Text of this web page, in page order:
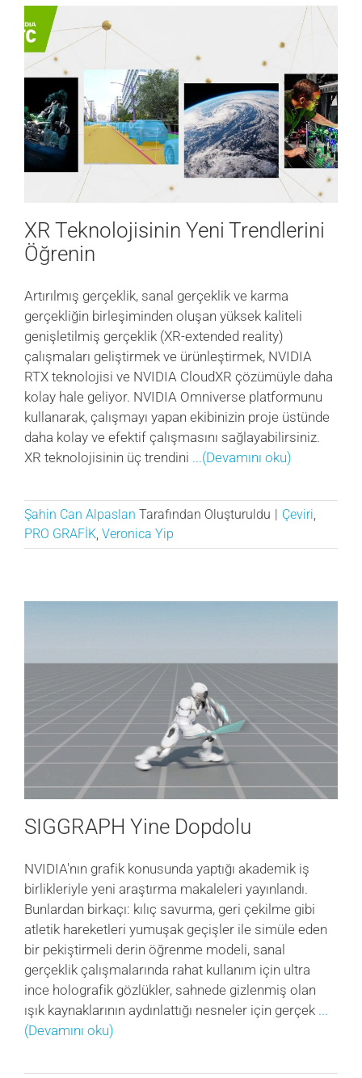
XR Teknolojisinin Yeni Trendlerini
Öğrenin
Artırılmış gerçeklik, sanal gerçeklik ve karma
gerçekliğin birleşiminden oluşan yüksek kaliteli
genişletilmiş gerçeklik (XR-extended reality)
çalışmaları geliştirmek ve ürünleştirmek, NVIDIA
RTX teknolojisi ve NVIDIA CloudXR çözümüyle daha
kolay hale geliyor. NVIDIA Omniverse platformunu
kullanarak, çalışmayı yapan ekibinizin proje üstünde
daha kolay ve efektif çalışmasını sağlayabilirsiniz.
XR teknolojisinin üç trendini ...(Devamını oku)
Şahin Can Alpaslan Tarafından Oluşturuldu Çeviri,
PRO GRAFİK, Veronica Yip
SIGGRAPH Yine Dopdolu
NVIDIA'nın grafik konusunda yaptığı akademik iş
birlikleriyle yeni araştırma makaleleri yayınlandı.
Bunlardan birkaçı: kılıç savurma, geri çekilme gibi
atletik hareketleri yumuşak geçişler ile simüle eden
bir pekiştirmeli derin öğrenme modeli, sanal
gerçeklik çalışmalarında rahat kullanım için ultra
ince holografik gözlükler, sahnede gizlenmiş olan
ışık kaynaklarının aydınlattığı nesneler için gerçek ...
(Devamını oku)